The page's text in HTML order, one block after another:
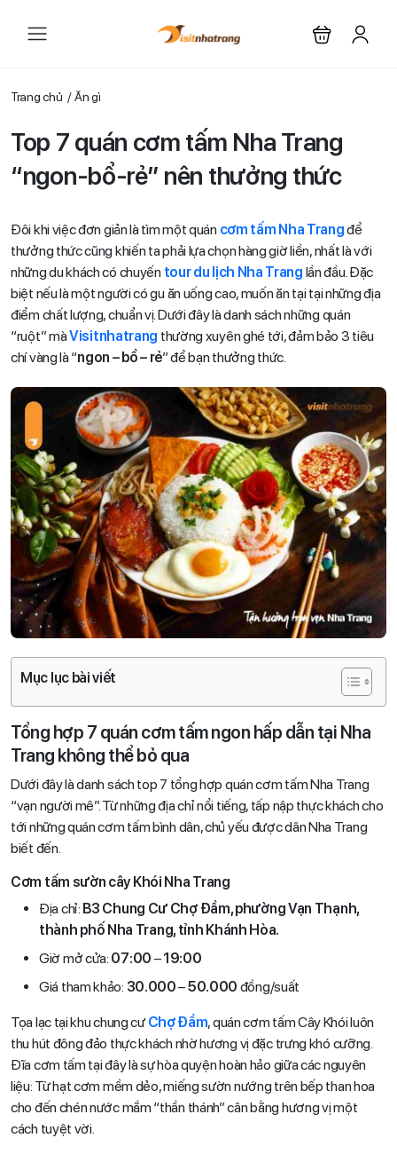
Trang chủ Ăn gì
Top 7 quán cơm tấm Nha Trang
“ngon-bổ-rẻ” nên thưởng thức
Đôi khi việc đơn giản là tìm một quán cơm tấm Nha Trangđể
thưởng thức cũng khiến ta phải lựa chọn hàng giờ liền, nhất là với
những du khách có chuyến tour du lịch Nha Trang lần đầu. Đặc
biệt nếu là một người có gu ăn uống cao, muốn ăn tại tại những địa
điểm chất lượng, chuẩn vị. Dưới đây là danh sách những quán
“ruột” màVisitnhatrang thường xuyên ghé tới, đảm bảo 3 tiêu
chí vàng là “ngon – bổ – rẻ” để bạn thưởng thức.
Mục lục bài viết
Tổng hợp 7 quán cơm tấm ngon hấp dẫn tại Nha
Trang không thể bỏ qua
Dưới đây là danh sách top 7 tổng hợp quán cơm tấm Nha Trang
“vạn người mê”. Từ những địa chỉ nổi tiếng, tấp nập thực khách cho
tới những quán cơm tấm bình dân, chủ yếu được dân Nha Trang
biết đến.
Cơm tấm sườn cây Khói Nha Trang
Địa chỉ: B3 Chung Cư Chợ Đầm, phường Vạn Thạnh,
thành phố Nha Trang, tỉnh Khánh Hòa.
Giờ mở cửa: 07:00 –19:00
Giá tham khảo: 30.000–50.000 đồng/suất
Tọa lạc tại khu chung cư Chợ Đầm, quán cơm tấm Cây Khói luôn
thu hút đông đảo thực khách nhờ hương vị đặc trưng khó cưỡng.
Đĩa cơm tấm tại đây là sự hòa quyện hoàn hảo giữa các nguyên
liệu: Từ hạt cơm mềm dẻo, miếng sườn nướng trên bếp than hoa
cho đến chén nước mắm “thần thánh” cân bằng hương vị một
cách tuyệt vời.